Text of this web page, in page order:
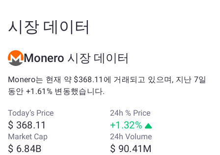
시장 데이터
Monero 시장 데이터
Monero는 현재 약 $368.11에 거래되고 있으며, 지난 7일
동안 +1.61% 변동했습니다.
Today’s Price
$ 368.11
24h % Price
+1.32%
Market Cap
$ 6.84B
24h Volume
$ 90.41M